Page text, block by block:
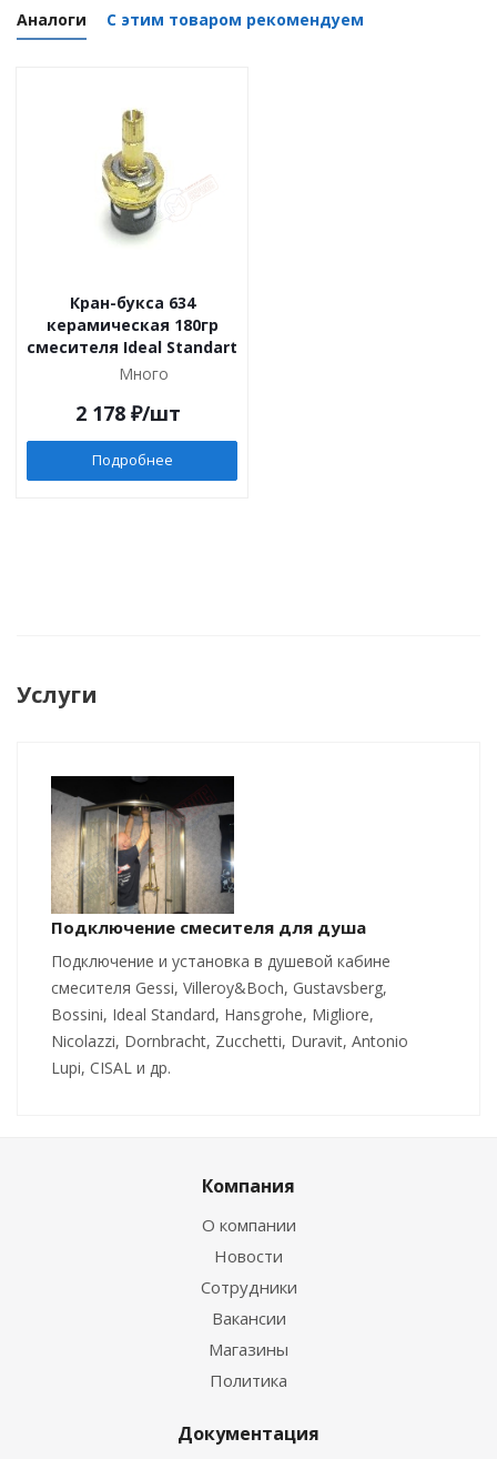
Аналоги С этим товаром рекомендуем
Кран-букса 634
керамическая 180гр
смесителя Ideal Standart
Много
2 178 ₽/шт
Подробнее
Услуги
Подключение смесителя для душа
Подключение и установка в душевой кабине
смесителя Gessi, Villeroy&Boch, Gustavsberg,
Bossini, Ideal Standard, Hansgrohe, Migliore,
Nicolazzi, Dornbracht, Zucchetti, Duravit, Antonio
Lupi, CISAL и др.
Компания
О компании
Новости
Сотрудники
Вакансии
Магазины
Политика
Документация